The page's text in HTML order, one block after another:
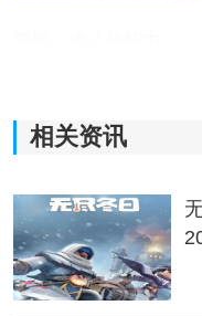
身高：2.3m
体重：80.0kg
超级进化后种族值：
相关资讯